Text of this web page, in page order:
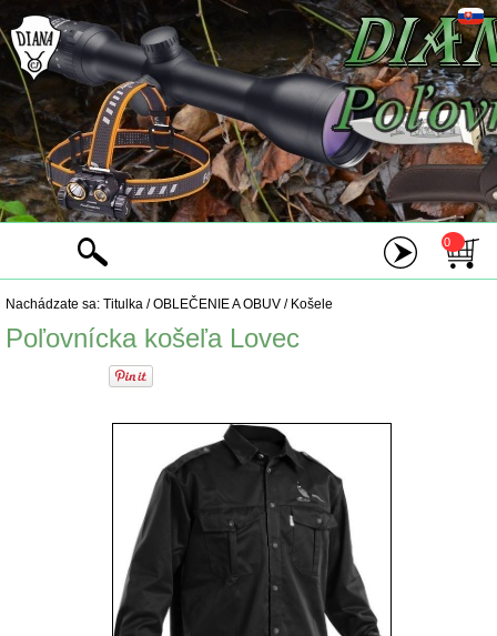
0
Nachádzate sa: Titulka /OBLEČENIE A OBUV / Košele
Poľovnícka košeľa Lovec